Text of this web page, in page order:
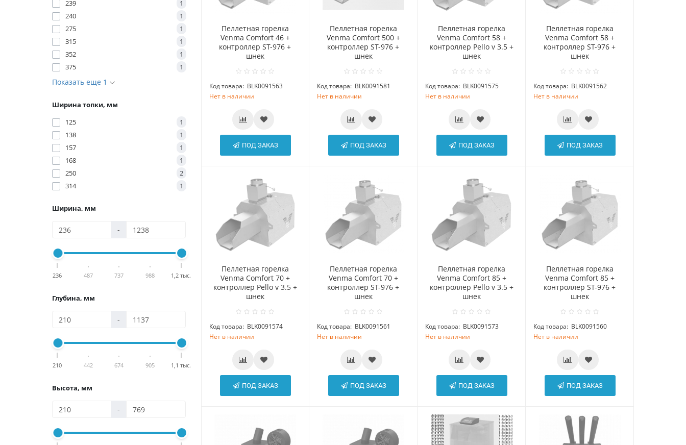
239
1
240
1
275
1
315
1
352
1
375
1
Показать еще 1
Ширина топки, мм
125
1
138
1
157
1
168
1
250
2
314
1
Ширина, мм
-
236 487 737 988 1,2 тыс.
Глубина, мм
-
210 442 674 905 1,1 тыс.
Высота, мм
-
Пеллетная горелка
Venma Comfort 46 +
контроллер ST-976 +
шнек
Код товара: BLK0091563
Нет в наличии
ПОД ЗАКАЗ
Пеллетная горелка
Venma Comfort 500 +
контроллер ST-976 +
шнек
Код товара: BLK0091581
Нет в наличии
ПОД ЗАКАЗ
Пеллетная горелка
Venma Comfort 58 +
контроллер Pello v 3.5 +
шнек
Код товара: BLK0091575
Нет в наличии
ПОД ЗАКАЗ
Пеллетная горелка
Venma Comfort 58 +
контроллер ST-976 +
шнек
Код товара: BLK0091562
Нет в наличии
ПОД ЗАКАЗ
Пеллетная горелка
Venma Comfort 70 +
контроллер Pello v 3.5 +
шнек
Код товара: BLK0091574
Нет в наличии
ПОД ЗАКАЗ
Пеллетная горелка
Venma Comfort 70 +
контроллер ST-976 +
шнек
Код товара: BLK0091561
Нет в наличии
ПОД ЗАКАЗ
Пеллетная горелка
Venma Comfort 85 +
контроллер Pello v 3.5 +
шнек
Код товара: BLK0091573
Нет в наличии
ПОД ЗАКАЗ
Пеллетная горелка
Venma Comfort 85 +
контроллер ST-976 +
шнек
Код товара: BLK0091560
Нет в наличии
ПОД ЗАКАЗ